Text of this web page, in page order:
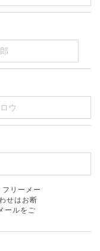
リーメー
せはお断
ールをご